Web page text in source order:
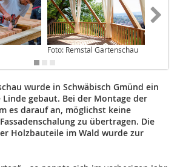
Foto: Remstal Gartenschau
wurde in Schwäbisch Gmünd ein
gebaut. Bei der Montage der
es darauf an, möglichst keine
zu übertragen. Die
Holzbauteile im Wald wurde zur